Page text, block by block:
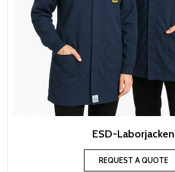
ESD-Laborjacken
REQUEST A QUOTE